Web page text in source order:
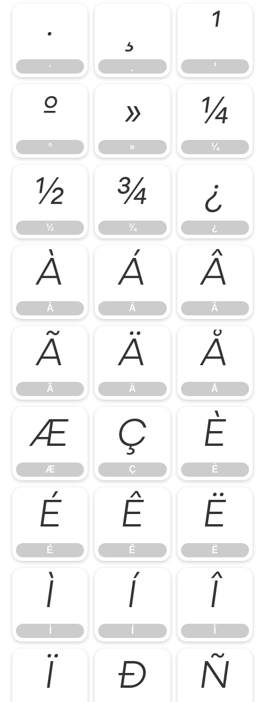
·
·
¸ ¹
¹
º
º
»
»
¼
¼
½
½
¾
¾
¿
¿
À
À
Á
Á
Â
Â
Ã
Ã
Ä
Ä
Å
Å
Æ
Æ
Ç
Ç
È
È
É
É
Ê
Ê
Ë
Ë
Ì Í Î
Ï Ð Ñ